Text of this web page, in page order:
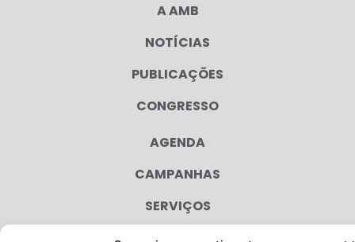
A AMB
NOTÍCIAS
PUBLICAÇÕES
CONGRESSO
AGENDA
CAMPANHAS
SERVIÇOS
FILIADAS